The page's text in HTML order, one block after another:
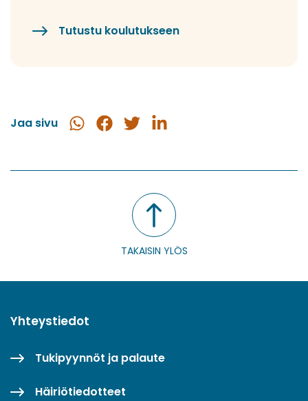
Tutustu koulutukseen
Jaa sivu
Jaa
Jaa
Jaa
Jaa
TAKAISIN YLÖS
Yhteystiedot
Tukipyynnöt ja palaute
Häiriötiedotteet